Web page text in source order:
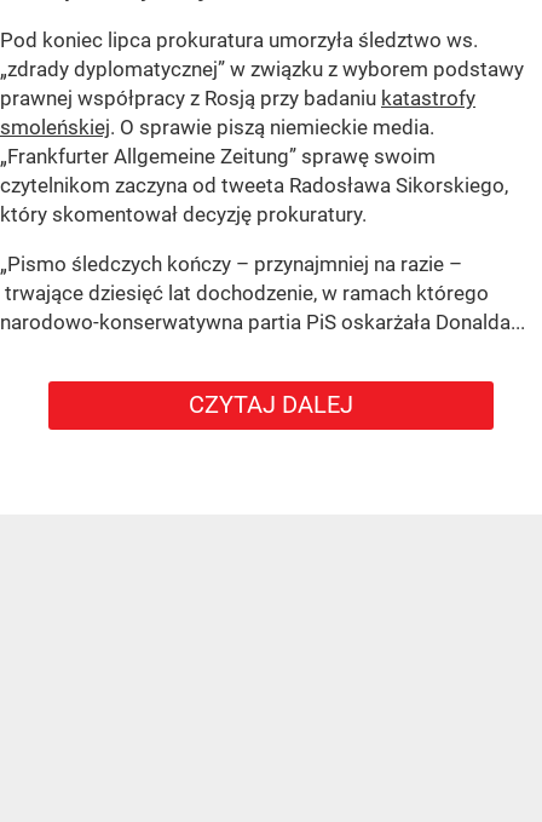
Pod koniec lipca prokuratura umorzyła śledztwo ws.
„zdrady dyplomatycznej” w związku z wyborem podstawy
prawnej współpracy z Rosją przy badaniu katastrofy
smoleńskiej. O sprawie piszą niemieckie media.
„Frankfurter Allgemeine Zeitung” sprawę swoim
czytelnikom zaczyna od tweeta Radosława Sikorskiego,
który skomentował decyzję prokuratury.
„Pismo śledczych kończy – przynajmniej na razie –
trwające dziesięć lat dochodzenie, w ramach którego
narodowo-konserwatywna partia PiS oskarżała Donalda...
CZYTAJ DALEJ